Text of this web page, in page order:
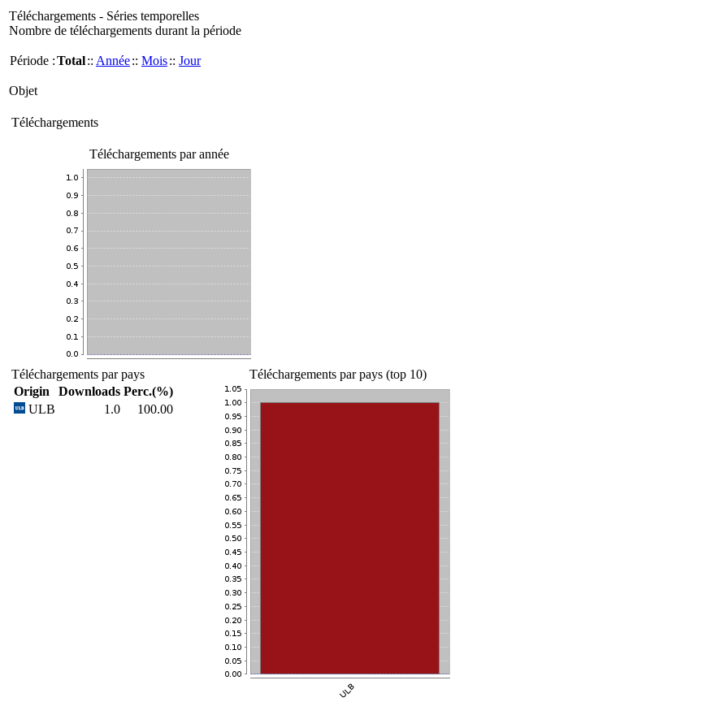
Téléchargements - Séries temporelles
Nombre de téléchargements durant la période
Période :Total:: Année:: Mois:: Jour
Objet
Téléchargements
Téléchargements par année
Téléchargements par pays
Origin
Downloads Perc.(%)
ULB
1.0 100.00
Téléchargements par pays (top 10)